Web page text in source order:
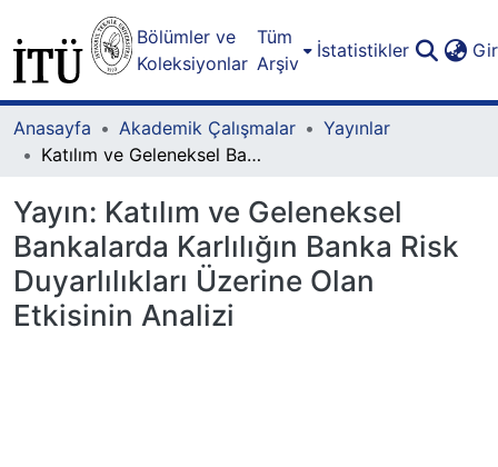
Bölümler ve
Koleksiyonlar
Tüm
Arşiv
İstatistikler
Anasayfa Akademik Çalışmalar
Yayınlar
Katılım ve Geleneksel Bankalarda Karlılığın Banka Risk Duyarlılıkları Üzerine Olan Etkisinin Analizi
Yayın: Katılım ve Geleneksel
Bankalarda Karlılığın Banka Risk
Duyarlılıkları Üzerine Olan
Etkisinin Analizi